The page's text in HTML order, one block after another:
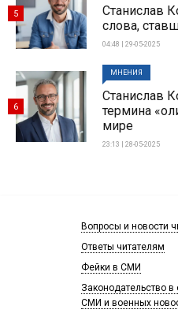
Станислав
слова,
04:48 | 29-05-2025
5
МНЕНИЯ
Станислав
термина
мире
23:13 | 28-05-2025
6
Вопросы и новости
Ответы читателям
Фейки в СМИ
Законодательство в
СМИ и военных